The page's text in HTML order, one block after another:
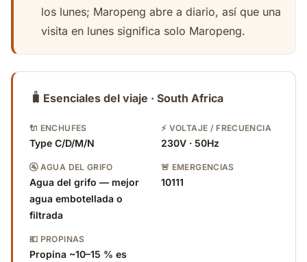
los lunes; Maropeng abre a diario, así que una
visita en lunes significa solo Maropeng.
🧳 Esenciales del viaje · South Africa
🔌 ENCHUFES
Type C/D/M/N
⚡ VOLTAJE / FRECUENCIA
230V · 50Hz
🚰 AGUA DEL GRIFO
Agua del grifo — mejor
agua embotellada o
filtrada
🚨 EMERGENCIAS
10111
💶 PROPINAS
Propina ~10–15 % es